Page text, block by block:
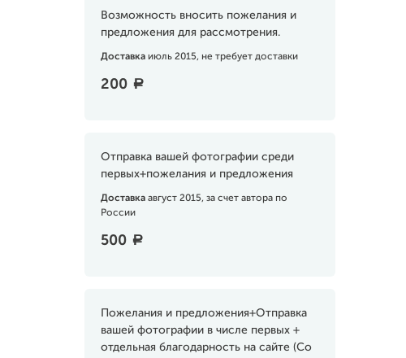
Возможность вносить пожелания и
предложения для рассмотрения.
Доставка июль 2015, не требует доставки
200 a
Отправка вашей фотографии среди
первых+пожелания и предложения
Доставка август 2015, за счет автора по
России
500 a
Пожелания и предложения+Отправка
вашей фотографии в числе первых +
отдельная благодарность на сайте (Со